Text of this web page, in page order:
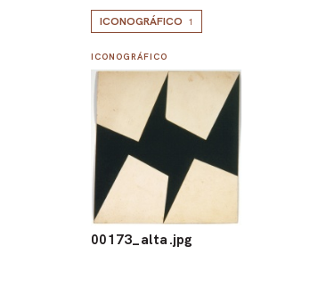
ICONOGRÁFICO 1
ICONOGRÁFICO
00173_alta.jpg